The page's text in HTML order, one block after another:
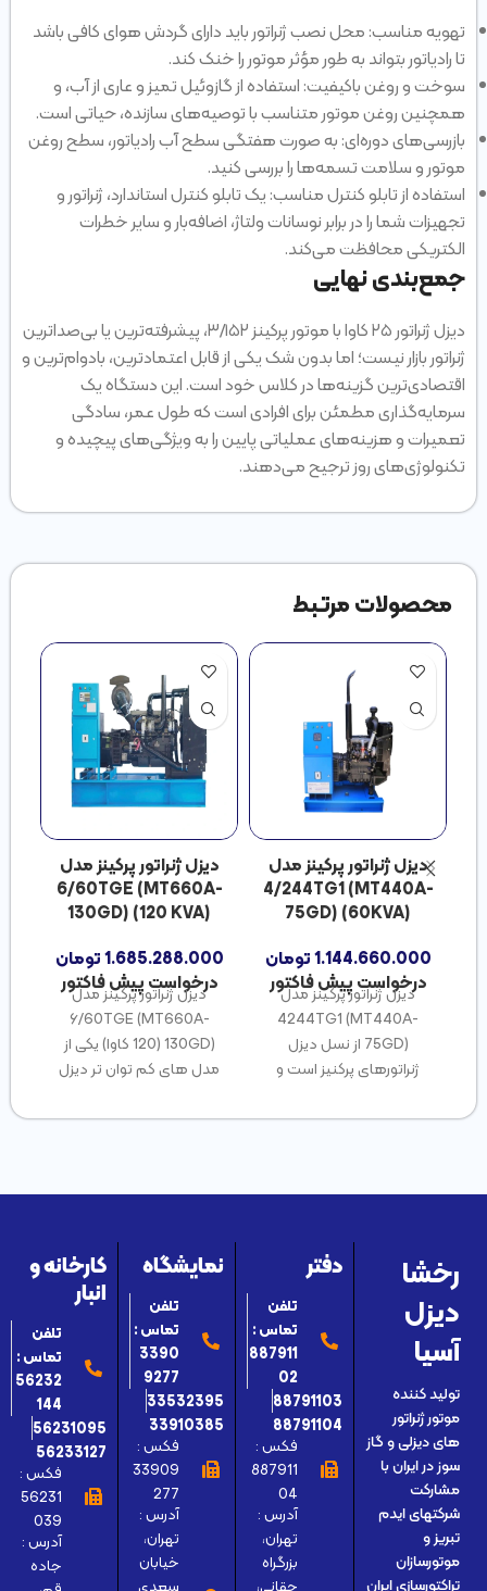
تهویه مناسب: محل نصب ژنراتور باید دارای گردش هوای کافی باشد
تا رادیاتور بتواند به طور مؤثر موتور را خنک کند.
سوخت و روغن باکیفیت: استفاده از گازوئیل تمیز و عاری از آب، و
همچنین روغن موتور متناسب با توصیه‌های سازنده، حیاتی است.
بازرسی‌های دوره‌ای: به صورت هفتگی سطح آب رادیاتور، سطح روغن
موتور و سلامت تسمه‌ها را بررسی کنید.
استفاده از تابلو کنترل مناسب: یک تابلو کنترل استاندارد، ژنراتور و
تجهیزات شما را در برابر نوسانات ولتاژ، اضافه‌بار و سایر خطرات
الکتریکی محافظت می‌کند.
جمع‌بندی نهایی
دیزل ژنراتور ۲۵ کاوا با موتور پرکینز ۳/۱۵۲، پیشرفته‌ترین یا بی‌صداترین
ژنراتور بازار نیست؛ اما بدون شک یکی از قابل اعتمادترین، بادوام‌ترین و
اقتصادی‌ترین گزینه‌ها در کلاس خود است. این دستگاه یک
سرمایه‌گذاری مطمئن برای افرادی است که طول عمر، سادگی
تعمیرات و هزینه‌های عملیاتی پایین را به ویژگی‌های پیچیده و
تکنولوژی‌های روز ترجیح می‌دهند.
محصولات مرتبط
دیزل ژنراتور پرکینز مدل
4/244TG1 (MT440A-
75GD) (60KVA)
1.144.660.000تومان
درخواست پیش فاکتور
دیزل ژنراتور پرکینز مدل
4244TG1 (MT440A-
75GD) از نسل دیزل
ژنراتورهای پرکنیز است و
تامین برق محیط
دیزل ژنراتور پرکینز مدل
6/60TGE (MT660A-
130GD) (120 KVA)
1.685.288.000تومان
درخواست پیش فاکتور
دیزل ژنراتور پرکینز مدل
۶/60TGE (MT660A-
130GD) (120 کاوا) یکی از
مدل های کم توان تر دیزل
رخشا
دیزل
آسیا
تولید کننده
موتور ژنراتور
های دیزلی و گاز
سوز در ایران با
مشارکت
شرکتهای ایدم
تبریز و
موتورسازان
تراکتورسازی ایران
دفتر
تلفن
تماس :
887911
02
88791103
88791104
فکس :
887911
04
آدرس :
تهران،
بزرگراه
حقانی،
نمایشگاه
تلفن
تماس :
3390
9277
33532395
33910385
فکس :
33909
277
آدرس :
تهران،
خیابان
سعدی
کارخانه و
انبار
تلفن
تماس :
56232
144
56231095
56233127
فکس :
56231
039
آدرس :
جاده